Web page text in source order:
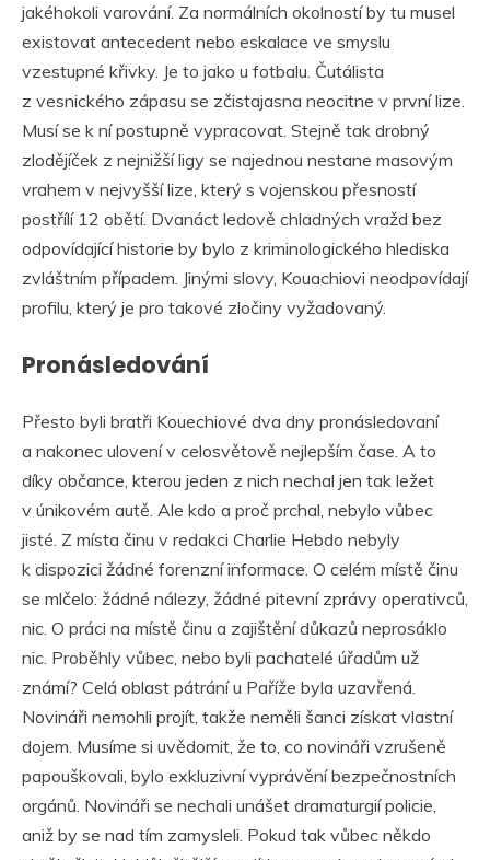
jakéhokoli varování. Za normálních okolností by tu musel
existovat antecedent nebo eskalace ve smyslu
vzestupné křivky. Je to jako u fotbalu. Čutálista
z vesnického zápasu se zčistajasna neocitne v první lize.
Musí se k ní postupně vypracovat. Stejně tak drobný
zlodějíček z nejnižší ligy se najednou nestane masovým
vrahem v nejvyšší lize, který s vojenskou přesností
postřílí 12 obětí. Dvanáct ledově chladných vražd bez
odpovídající historie by bylo z kriminologického hlediska
zvláštním případem. Jinými slovy, Kouachiovi neodpovídají
profilu, který je pro takové zločiny vyžadovaný.
Pronásledování
Přesto byli bratři Kouechiové dva dny pronásledovaní
a nakonec ulovení v celosvětově nejlepším čase. A to
díky občance, kterou jeden z nich nechal jen tak ležet
v únikovém autě. Ale kdo a proč prchal, nebylo vůbec
jisté. Z místa činu v redakci Charlie Hebdo nebyly
k dispozici žádné forenzní informace. O celém místě činu
se mlčelo: žádné nálezy, žádné pitevní zprávy operativců,
nic. O práci na místě činu a zajištění důkazů neprosáklo
nic. Proběhly vůbec, nebo byli pachatelé úřadům už
známí? Celá oblast pátrání u Paříže byla uzavřená.
Novináři nemohli projít, takže neměli šanci získat vlastní
dojem. Musíme si uvědomit, že to, co novináři vzrušeně
papouškovali, bylo exkluzivní vyprávění bezpečnostních
orgánů. Novináři se nechali unášet dramaturgií policie,
aniž by se nad tím zamysleli. Pokud tak vůbec někdo